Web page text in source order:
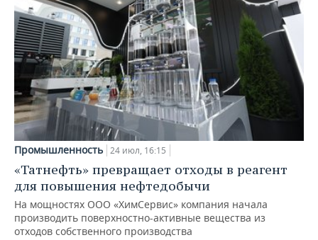
Промышленность 24 июл, 16:15
«Татнефть» превращает отходы в реагент
для повышения нефтедобычи
На мощностях ООО «ХимСервис» компания начала
производить поверхностно-активные вещества из
отходов собственного производства